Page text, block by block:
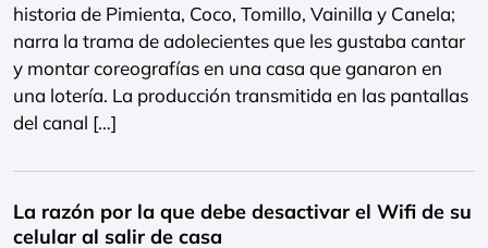
historia de Pimienta, Coco, Tomillo, Vainilla y Canela;
narra la trama de adolecientes que les gustaba cantar
y montar coreografías en una casa que ganaron en
una lotería. La producción transmitida en las pantallas
del canal […]
La razón por la que debe desactivar el Wifi de su
celular al salir de casa